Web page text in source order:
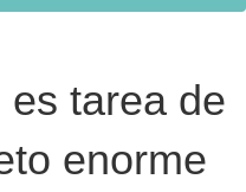
es tarea de
enorme